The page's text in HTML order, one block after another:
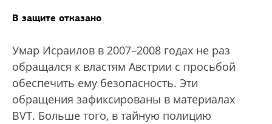
В защите отказано
Умар Исраилов в 2007–2008 годах не раз
обращался к властям Австрии с просьбой
обеспечить ему безопасность. Эти
обращения зафиксированы в материалах
BVT. Больше того, в тайную полицию